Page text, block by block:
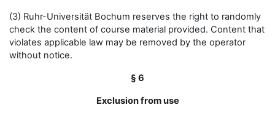
(3) Ruhr-Universität Bochum reserves the right to randomly
check the content of course material provided. Content that
violates applicable law may be removed by the operator
without notice.
§ 6
Exclusion from use